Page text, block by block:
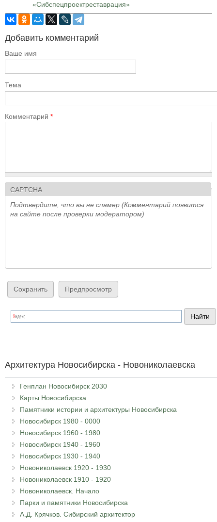
«Сибспецпроектреставрация»
Добавить комментарий
Ваше имя
Тема
Комментарий *
CAPTCHA
Подтвердите, что вы не спамер (Комментарий появится
на сайте после проверки модератором)
Архитектура Новосибирска - Новониколаевска
Генплан Новосибирск 2030
Карты Новосибирска
Памятники истории и архитектуры Новосибирска
Новосибирск 1980 - 0000
Новосибирск 1960 - 1980
Новосибирск 1940 - 1960
Новосибирск 1930 - 1940
Новониколаевск 1920 - 1930
Новониколаевск 1910 - 1920
Новониколаевск. Начало
Парки и памятники Новосибирска
А.Д. Крячков. Сибирский архитектор